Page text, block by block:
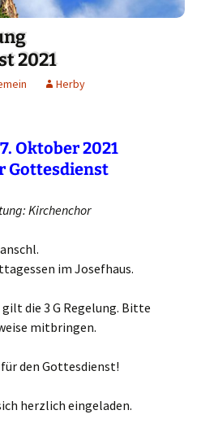
2021
Herby
Oktober 2021
Gottesdienst
Kirchenchor
anschl.
im Josefhaus.
die 3 G Regelung. Bitte
mitbringen.
den Gottesdienst!
herzlich eingeladen.